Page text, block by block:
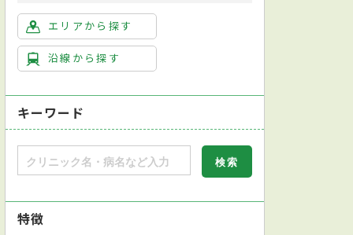
エリアから探す
沿線から探す
キーワード
特徴